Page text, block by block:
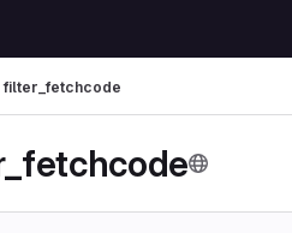
filter_fetchcode